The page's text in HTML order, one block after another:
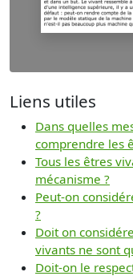
Liens utiles
Dans quelles
comprendre les
Tous les êtres
mécanisme ?
Peut-on
?
Doit on
vivants ne sont
Doit-on le